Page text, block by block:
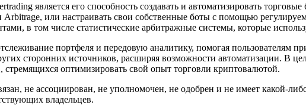
является его способность создавать и автоматизировать
Arbitrage, или настраивать свои собственные боты с помощью
в том числе статистические арбитражные системы, которые
портфеля и передовую аналитику, помогая
сторонних источников, расширяя возможности автоматизации. В
оптимизировать свой опыт торговли криптовалютой.
не ассоциирован, не уполномочен, не одобрен и не имеет какой-
владельцев.